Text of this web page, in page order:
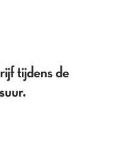
tijdens de